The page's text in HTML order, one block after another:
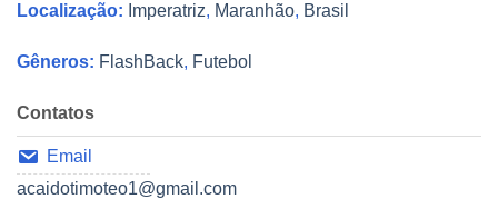
Localização: Imperatriz, Maranhão, Brasil
Gêneros: FlashBack, Futebol
Contatos
Email
acaidotimoteo1@gmail.com